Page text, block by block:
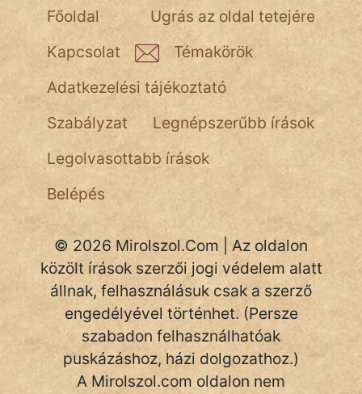
nagyöreg
NapHold
Név nélkül
pszichopati
szegény legény
Hoffer Botond
Ugrás az oldal tetejére
Főoldal
Kapcsolat
Témakörök
Adatkezelési tájékoztató
Szabályzat
Legnépszerűbb írások
Legolvasottabb írások
Belépés
© 2026 Mirolszol.Com | Az oldalon
közölt írások szerzői jogi védelem alatt
állnak, felhasználásuk csak a szerző
engedélyével történhet. (Persze
szabadon felhasználhatóak
puskázáshoz, házi dolgozathoz.)
A Mirolszol.com oldalon nem